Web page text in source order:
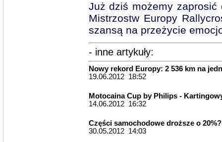
Już dziś możemy zaprosić
Mistrzostw Europy
szansą na przeżycie
- inne artykuły:
Nowy rekord Europy: 2 536 km na
19.06.2012 18:52
Motocaina Cup by Philips -
14.06.2012 16:32
Części samochodowe droższe o 20%?
30.05.2012 14:03